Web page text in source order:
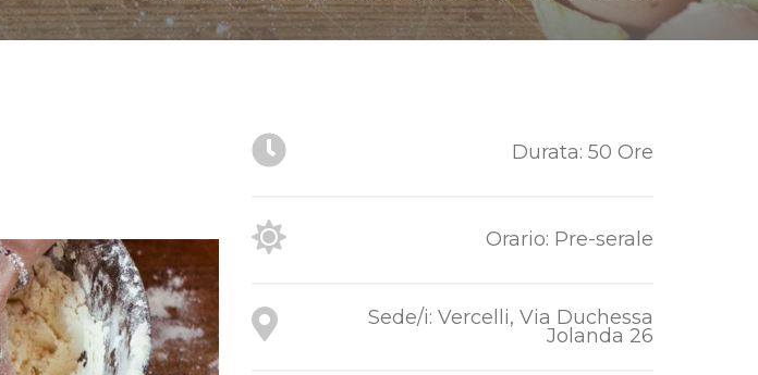
Durata: 50 Ore
Orario: Pre-serale
Sede/i: Vercelli, Via Duchessa
Jolanda 26